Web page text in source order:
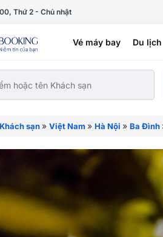
Thứ 2 - Chủ nhật
Vé máy bay Du lịch
Khách sạn » Việt Nam » Hà Nội » Ba Đình